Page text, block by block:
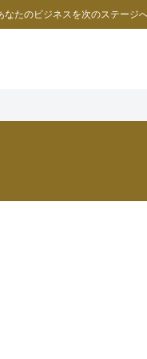
たのビジネスを次のステージ